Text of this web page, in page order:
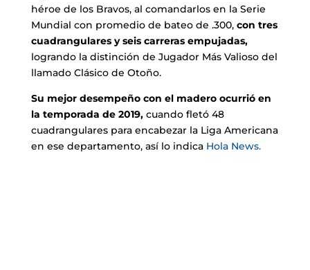
héroe de los Bravos, al comandarlos en la Serie
Mundial con promedio de bateo de .300, con tres
cuadrangulares y seis carreras empujadas,
logrando la distinción de Jugador Más Valioso del
llamado Clásico de Otoño.
Su mejor desempeño con el madero ocurrió en
la temporada de 2019,cuando fletó 48
cuadrangulares para encabezar la Liga Americana
en ese departamento, así lo indica Hola News.